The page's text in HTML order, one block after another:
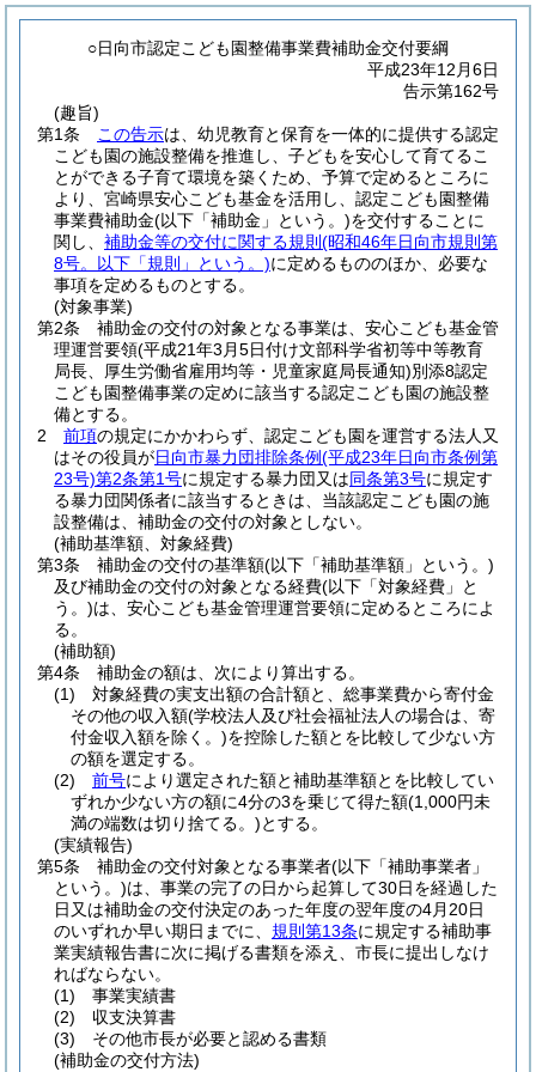
○日向市認定こども園整備事業費補助金交付要綱
平成23年12月6日
告示第162号
(趣旨)
第1条
この告示は、幼児教育と保育を一体的に提供する認定
こども園の施設整備を推進し、子どもを安心して育てるこ
とができる子育て環境を築くため、予算で定めるところに
より、宮崎県安心こども基金を活用し、認定こども園整備
事業費補助金(以下「補助金」という。)を交付することに
関し、 補助金等の交付に関する規則 (昭和46年日向市規則第
8号。以下「規則」という。)に定めるもののほか、必要な
事項を定めるものとする。
(対象事業)
第2条
補助金の交付の対象となる事業は、安心こども基金管
理運営要領(平成21年3月5日付け文部科学省初等中等教育
局長、厚生労働省雇用均等・児童家庭局長通知)別添8認定
こども園整備事業の定めに該当する認定こども園の施設整
備とする。
2
前項の規定にかかわらず、認定こども園を運営する法人又
はその役員が日向市暴力団排除条例(平成23年日向市条例第
23号)第2条第1号に規定する暴力団又は同条第3号に規定す
る暴力団関係者に該当するときは、当該認定こども園の施
設整備は、補助金の交付の対象としない。
(補助基準額、対象経費)
第3条
補助金の交付の基準額(以下「補助基準額」という。)
及び補助金の交付の対象となる経費(以下「対象経費」と
う。)は、安心こども基金管理運営要領に定めるところによ
る。
(補助額)
第4条
補助金の額は、次により算出する。
(1)
対象経費の実支出額の合計額と、総事業費から寄付金
その他の収入額(学校法人及び社会福祉法人の場合は、寄
付金収入額を除く。)を控除した額とを比較して少ない方
の額を選定する。
(2)
前号により選定された額と補助基準額とを比較してい
ずれか少ない方の額に4分の3を乗じて得た額(1,000円未
満の端数は切り捨てる。)とする。
(実績報告)
第5条
補助金の交付対象となる事業者(以下「補助事業者」
という。)は、事業の完了の日から起算して30日を経過した
日又は補助金の交付決定のあった年度の翌年度の4月20日
のいずれか早い期日までに、 規則第13条に規定する補助事
業実績報告書に次に掲げる書類を添え、市長に提出しなけ
ればならない。
(1)
事業実績書
(2)
収支決算書
(3)
その他市長が必要と認める書類
(補助金の交付方法)